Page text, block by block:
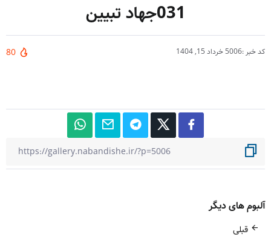
031جهاد تبیین
کد خبر :5006 خرداد 15, 1404 80
آلبوم های دیگر
قبلی